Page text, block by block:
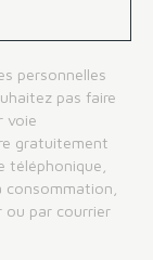
personnelles
pas faire
voie
gratuitement
téléphonique,
ou par courrier